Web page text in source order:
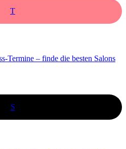
T
Termine – finde die besten Salons
S